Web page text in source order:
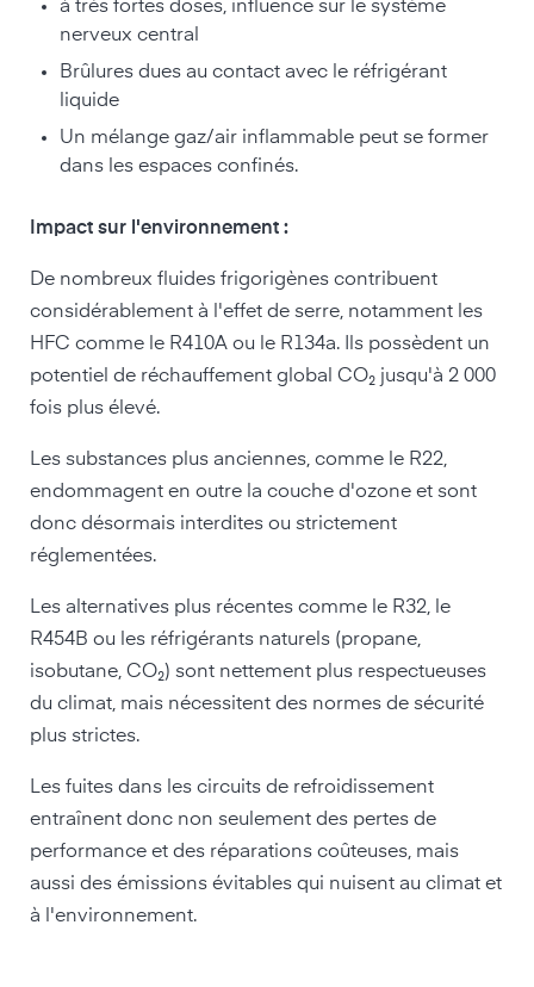
à très fortes doses, influence sur le système
nerveux central
Brûlures dues au contact avec le réfrigérant
liquide
Un mélange gaz/air inflammable peut se former
dans les espaces confinés.
Impact sur l'environnement :
De nombreux fluides frigorigènes contribuent
considérablement à l'effet de serre, notamment les
HFC comme le R410A ou le R134a. Ils possèdent un
potentiel de réchauffement global CO₂ jusqu'à 2 000
fois plus élevé.
Les substances plus anciennes, comme le R22,
endommagent en outre la couche d'ozone et sont
donc désormais interdites ou strictement
réglementées.
Les alternatives plus récentes comme le R32, le
R454B ou les réfrigérants naturels (propane,
isobutane, CO₂) sont nettement plus respectueuses
du climat, mais nécessitent des normes de sécurité
plus strictes.
Les fuites dans les circuits de refroidissement
entraînent donc non seulement des pertes de
performance et des réparations coûteuses, mais
aussi des émissions évitables qui nuisent au climat et
à l'environnement.